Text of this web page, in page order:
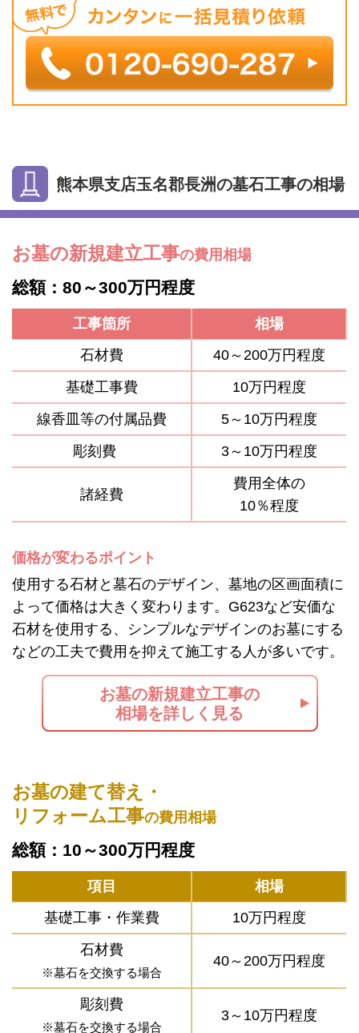
熊本県支店玉名郡長洲の墓石工事の相場
お墓の新規建立工事の費用相場
総額：80～300万円程度
工事箇所
相場
石材費
40～200万円程度
基礎工事費
10万円程度
線香皿等の付属品費
5～10万円程度
彫刻費
3～10万円程度
諸経費
費用全体の
10％程度
価格が変わるポイント
使用する石材と墓石のデザイン、墓地の区画面積に
よって価格は大きく変わります。G623など安価な
石材を使用する、シンプルなデザインのお墓にする
などの工夫で費用を抑えて施工する人が多いです。
お墓の新規建立工事の
相場を詳しく見る
お墓の建て替え・
リフォーム工事の費用相場
総額：10～300万円程度
項目
相場
基礎工事・作業費
10万円程度
石材費
※墓石を交換する場合
40～200万円程度
彫刻費
※墓石を交換する場合
3～10万円程度